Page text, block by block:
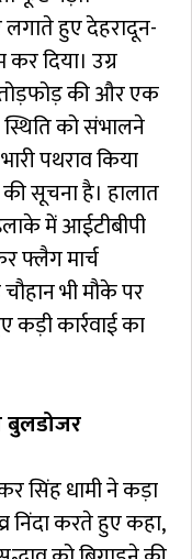
लगाते हुए देहरादून-
दिया। उग्र
तोड़फोड़ की और एक
को संभालने
पथराव किया
सूचना है। हालात
में आईटीबीपी
फ्लैग मार्च
भी मौके पर
कार्रवाई का
बुलडोजर
सिंह धामी ने कड़ा
निंदा करते हुए कहा,